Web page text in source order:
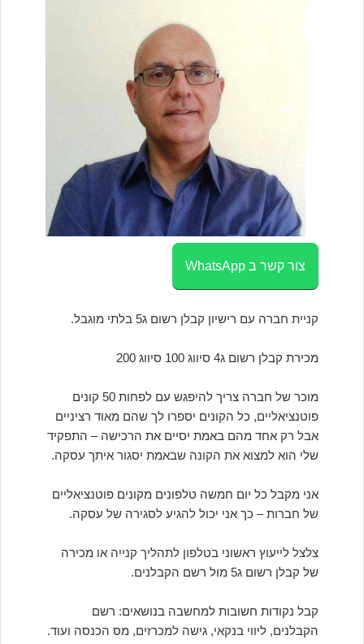
צור קשר ב WhatsApp
קניית חברה עם רישיון קבלן רשום ג5 בלתי מוגבל.
מכירת קבלן רשום ג4 סיווג 100 סיווג 200
מוכר של חברה צריך להיפגש עם לפחות 50 קונים
פוטנציאליים, כל הקונים יספרו לך שהם מאוד רציניים
אבל רק אחד מהם באמת יסיים את הרכישה – התפקיד
שלי הוא למצוא את הקונה שבאמת יסגור איתך עסקה.
אני מקבל כל יום חמשה טלפונים מקונים פוטנציאליים
של חברות – כך אני יכול להגיע לסגירה של עסקה.
צלצל לייעוץ ראשוני בטלפון לתהליך קנייה או מכירה
של קבלן רשום ג5 מול רשם הקבלנים.
קבל נקודות חשובות למחשבה בנושאים: רשם
הקבלנים, ליווי בנקאי, גישה למכרזים, מס הכנסה ועוד.